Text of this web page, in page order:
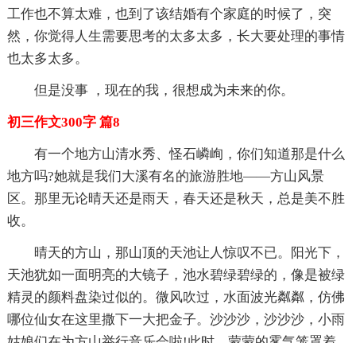
工作也不算太难，也到了该结婚有个家庭的时候了，突
然，你觉得人生需要思考的太多太多，长大要处理的事情
也太多太多。
但是没事 ，现在的我，很想成为未来的你。
初三作文300字 篇8
有一个地方山清水秀、怪石嶙峋，你们知道那是什么
地方吗?她就是我们大溪有名的旅游胜地——方山风景
区。那里无论晴天还是雨天，春天还是秋天，总是美不胜
收。
晴天的方山，那山顶的天池让人惊叹不已。阳光下，
天池犹如一面明亮的大镜子，池水碧绿碧绿的，像是被绿
精灵的颜料盘染过似的。微风吹过，水面波光粼粼，仿佛
哪位仙女在这里撒下一大把金子。沙沙沙，沙沙沙，小雨